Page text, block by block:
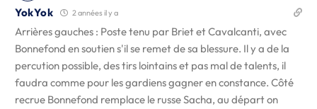
YokYok 2 années il y a
Arrières gauches : Poste tenu par Briet et Cavalcanti, avec
Bonnefond en soutien s'il se remet de sa blessure. Il y a de la
percution possible, des tirs lointains et pas mal de talents, il
faudra comme pour les gardiens gagner en constance. Côté
recrue Bonnefond remplace le russe Sacha, au départ on